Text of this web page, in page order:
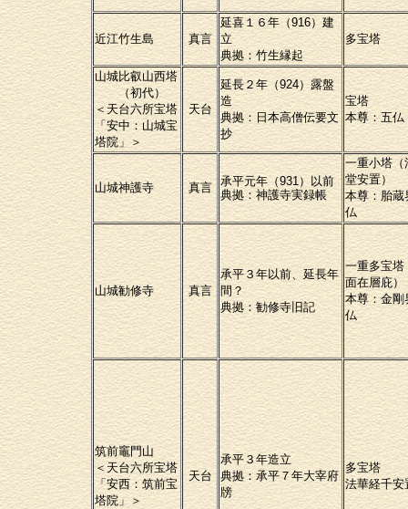
近江竹生島 真言
延喜１６年（916）建
立
典拠：竹生縁起
多宝塔
山城比叡山西塔
（初代）
＜天台六所宝塔
「安中：山城宝
塔院」＞
天台
延長２年（924）露盤
造
典拠：日本高僧伝要文
抄
宝塔
本尊：五仏
山城神護寺 真言
承平元年（931）以前
典拠：神護寺実録帳
一重小塔（
堂安置）
本尊：胎蔵
仏
山城勧修寺 真言
承平３年以前、延長年
間？
典拠：勧修寺旧記
一重多宝塔
面在層庇）
本尊：金剛
仏
筑前竈門山
＜天台六所宝塔
「安西：筑前宝
塔院」＞
天台
承平３年造立
典拠：承平７年大宰府
牓
多宝塔
法華経千安